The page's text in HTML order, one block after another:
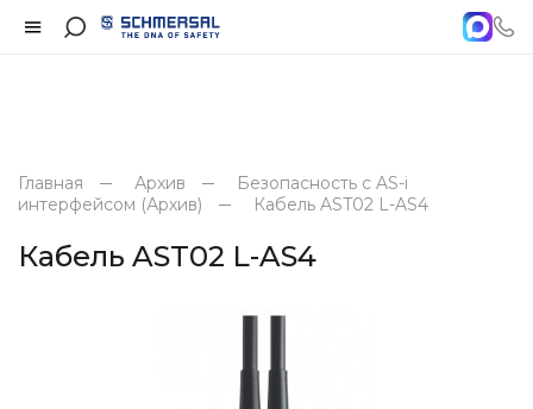
Главная Архив
Безопасность с AS-i
интерфейсом (Архив)
Кабель AST02 L-AS4
Кабель AST02 L-AS4